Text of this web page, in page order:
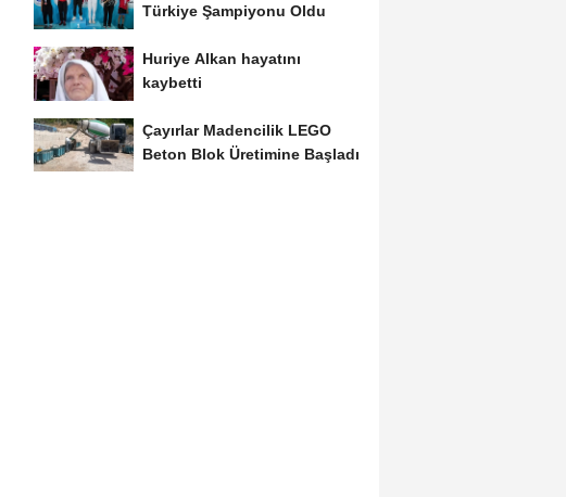
Türkiye Şampiyonu Oldu
Huriye Alkan hayatını
kaybetti
Çayırlar Madencilik LEGO
Beton Blok Üretimine Başladı